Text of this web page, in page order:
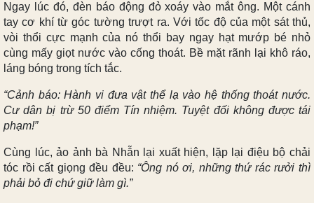
Ngay lúc đó, đèn báo động đỏ xoáy vào mắt ông. Một cánh
tay cơ khí từ góc tường trượt ra. Với tốc độ của một sát thủ,
vòi thổi cực mạnh của nó thổi bay ngay hạt mướp bé nhỏ
cùng mấy giọt nước vào cống thoát. Bề mặt rãnh lại khô ráo,
láng bóng trong tích tắc.
“Cảnh báo: Hành vi đưa vật thể lạ vào hệ thống thoát nước.
Cư dân bị trừ 50 điểm Tín nhiệm. Tuyệt đối không được tái
phạm!”
Cùng lúc, ảo ảnh bà Nhẫn lại xuất hiện, lặp lại điệu bộ chải
tóc rồi cất giọng đều đều: “Ông nó ơi, những thứ rác rưởi thì
phải bỏ đi chứ giữ làm gì.”